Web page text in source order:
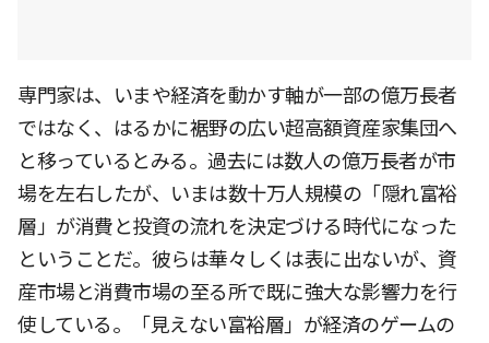
専門家は、いまや経済を動かす軸が一部の億万長者
ではなく、はるかに裾野の広い超高額資産家集団へ
と移っているとみる。過去には数人の億万長者が市
場を左右したが、いまは数十万人規模の「隠れ富裕
層」が消費と投資の流れを決定づける時代になった
ということだ。彼らは華々しくは表に出ないが、資
産市場と消費市場の至る所で既に強大な影響力を行
使している。「見えない富裕層」が経済のゲームの